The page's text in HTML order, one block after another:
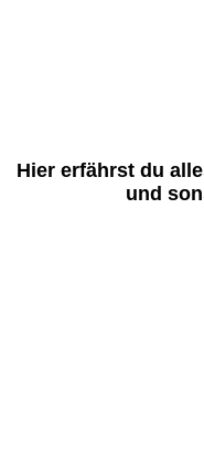
Hier erfährst du
und